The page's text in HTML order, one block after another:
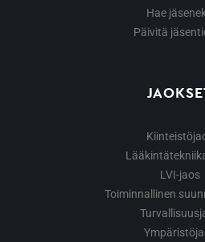
Hae
Päivitä
LVI-jaos
Toiminnallinen